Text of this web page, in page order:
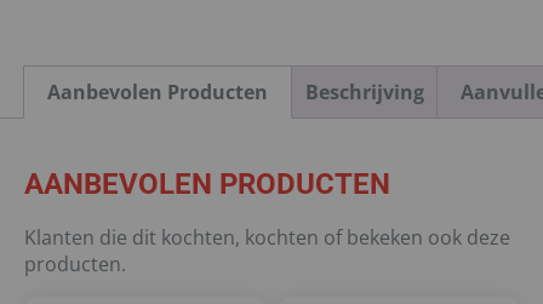
Aanbevolen Producten Beschrijving
AANBEVOLEN PRODUCTEN
Klanten die dit kochten, kochten of bekeken ook deze
producten.